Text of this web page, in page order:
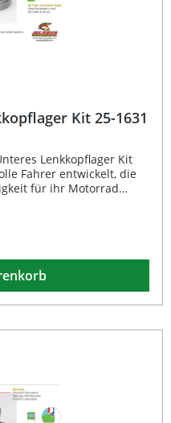
Kit 25-1631
Lenkkopflager Kit
Fahrer entwickelt, die
für ihr Motorrad
exakte
ferngehalten, sodass
beibehält.
ist mit Rostschutz- und
und bleibt in einem
Funktion
Lenkung Optimale
Feuchtigkeit